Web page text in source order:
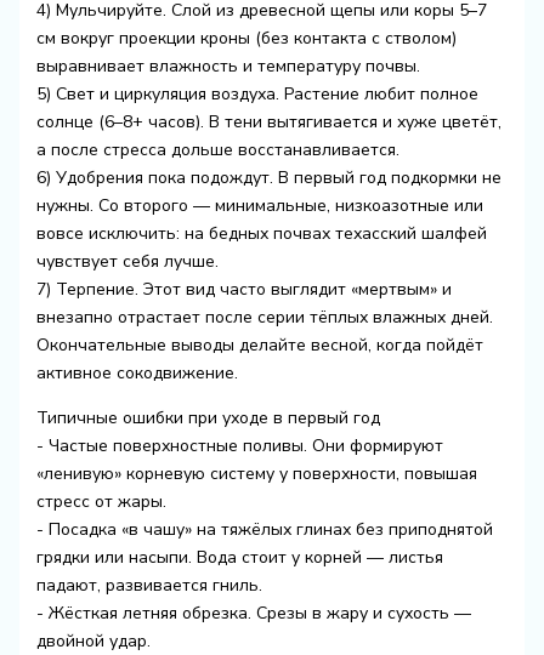
4) Мульчируйте. Слой из древесной щепы или коры 5–7
см вокруг проекции кроны (без контакта с стволом)
выравнивает влажность и температуру почвы.
5) Свет и циркуляция воздуха. Растение любит полное
солнце (6–8+ часов). В тени вытягивается и хуже цветёт,
а после стресса дольше восстанавливается.
6) Удобрения пока подождут. В первый год подкормки не
нужны. Со второго — минимальные, низкоазотные или
вовсе исключить: на бедных почвах техасский шалфей
чувствует себя лучше.
7) Терпение. Этот вид часто выглядит «мертвым» и
внезапно отрастает после серии тёплых влажных дней.
Окончательные выводы делайте весной, когда пойдёт
активное сокодвижение.
Типичные ошибки при уходе в первый год
- Частые поверхностные поливы. Они формируют
«ленивую» корневую систему у поверхности, повышая
стресс от жары.
- Посадка «в чашу» на тяжёлых глинах без приподнятой
грядки или насыпи. Вода стоит у корней — листья
падают, развивается гниль.
- Жёсткая летняя обрезка. Срезы в жару и сухость —
двойной удар.